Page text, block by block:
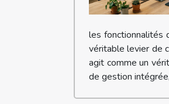
les fonctionnalités
véritable levier de
agit comme un
de gestion